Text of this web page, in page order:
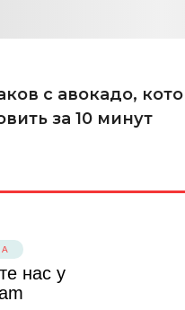
с авокадо,
за 10 минут
нас у